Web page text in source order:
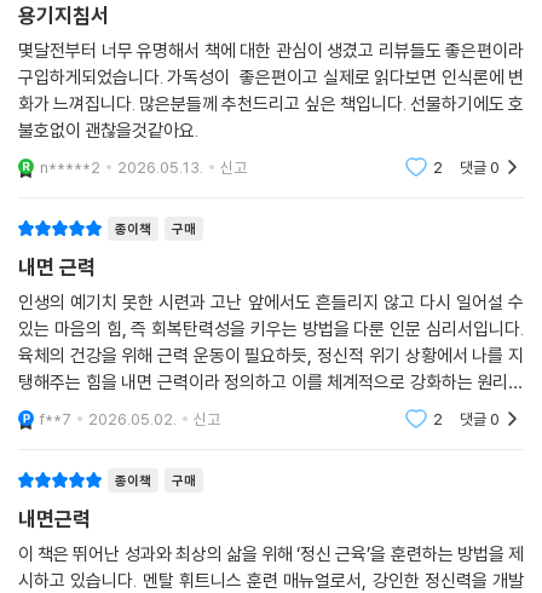
『내면 근력』은 바로 그 차이를 만들어내는 힘을 기르는 방법을 제시한다.
외부 환경을 통제할 수 없다면, 내면을 단련하는 것이 유일한 해법이다. 특
히 불확실성이 일상이 된 지금, 흔들리지 않는 기준과 집중력을 갖추는 일
은 선택이 아니라 필수에 가깝다.
이 책은 단순한 자기계발서가 아니다. 압박 속에서도 흔들리지 않고, 실패
력’을 다루는 실천서다. 외적 성취에 휘둘리지 않고 자신만의 기준과 평온
을 지키고 싶은 독자라면, 이 책은 내면을 단단히 세우는 구체적인 방향과
방법을 제시해줄 것이다.
어떻게 내면을 단단하게 다질 수 있을까
누구나 실천 가능한 6단계 근력 강화법
『내면 근력』은 2009년 처음 출간된 이후, 수많은 프로선수들이 슬럼프를
로 입소문을 타왔다. 저자 짐 머피는 세계 정상급 선수와 리더들을 코칭하
며 축적한 경험을 바탕으로, 내면 근력을 기르는 과정을 6단계 훈련 체계
로 정교하게 구조화했다.
용기지침서
몇달전부터 너무 유명해서 책에 대한 관심이 생겼고 리뷰들도 좋은편이라
구입하게되었습니다. 가독성이 좋은편이고 실제로 읽다보면 인식론에 변
화가 느껴집니다. 많은분들께 추천드리고 싶은 책입니다. 선물하기에도 호
불호없이 괜찮을것같아요.
n*****2 2026.05.13. 신고 2 댓글0
종이책 구매
내면 근력
인생의 예기치 못한 시련과 고난 앞에서도 흔들리지 않고 다시 일어설 수
있는 마음의 힘, 즉 회복탄력성을 키우는 방법을 다룬 인문 심리서입니다.
육체의 건강을 위해 근력 운동이 필요하듯, 정신적 위기 상황에서 나를 지
탱해주는 힘을 내면 근력이라 정의하고 이를 체계적으로 강화하는 원리를
알려줍니다.
f**7 2026.05.02. 신고 2 댓글0
종이책 구매
내면근력
이 책은 뛰어난 성과와 최상의 삶을 위해 ‘정신 근육’을 훈련하는 방법을 제
시하고 있습니다. 멘탈 휘트니스 훈련 매뉴얼로서, 강인한 정신력을 개발